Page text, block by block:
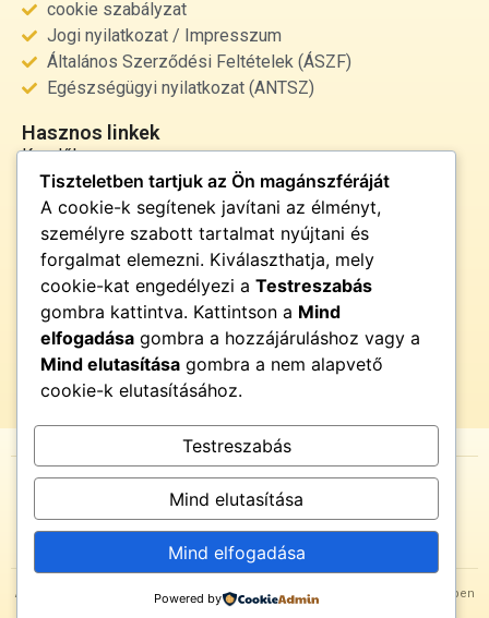
cookie szabályzat
Jogi nyilatkozat / Impresszum
Általános Szerződési Feltételek (ÁSZF)
Egészségügyi nyilatkozat (ANTSZ)
Hasznos linkek
Kezdőlap
Rólunk
Szolgáltatások
Kapcsolat
Kapcsolat
info@fenyor.hu
+36 30 000 0000
Magyarország
© {{current_year}} FényŐr. Minden jog fenntartva.
Az oldal tartalma részben mesterséges intelligencia támogatásával
készült.
A tartalmak olvasása saját felelősségre történik, belső megérzéseid tiszteletben
tartásával.
Tiszteletben tartjuk az Ön magánszféráját
A cookie-k segítenek javítani az élményt,
személyre szabott tartalmat nyújtani és
forgalmat elemezni. Kiválaszthatja, mely
cookie-kat engedélyezi a Testreszabás
gombra kattintva. Kattintson a Mind
elfogadása gombra a hozzájáruláshoz vagy a
Mind elutasítása gombra a nem alapvető
cookie-k elutasításához.
Testreszabás
Mind elutasítása
Mind elfogadása
Powered by